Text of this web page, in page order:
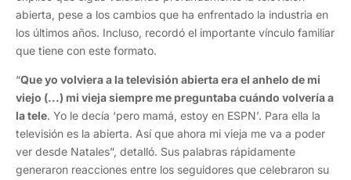
abierta, pese a los cambios que ha enfrentado la industria en
los últimos años. Incluso, recordó el importante vínculo familiar
que tiene con este formato.
“Que yo volviera a la televisión abierta era el anhelo de mi
viejo (...) mi vieja siempre me preguntaba cuándo volvería a
la tele. Yo le decía ‘pero mamá, estoy en ESPN’. Para ella la
televisión es la abierta. Así que ahora mi vieja me va a poder
ver desde Natales”, detalló. Sus palabras rápidamente
generaron reacciones entre los seguidores que celebraron su